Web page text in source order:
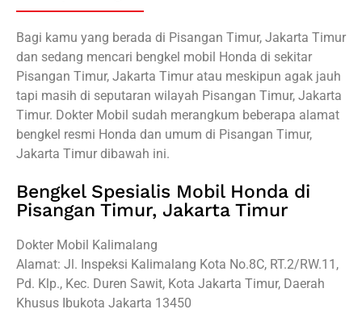
Bagi kamu yang berada di Pisangan Timur, Jakarta Timur
dan sedang mencari bengkel mobil Honda di sekitar
Pisangan Timur, Jakarta Timur atau meskipun agak jauh
tapi masih di seputaran wilayah Pisangan Timur, Jakarta
Timur. Dokter Mobil sudah merangkum beberapa alamat
bengkel resmi Honda dan umum di Pisangan Timur,
Jakarta Timur dibawah ini.
Bengkel Spesialis Mobil Honda di
Pisangan Timur, Jakarta Timur
Dokter Mobil Kalimalang
Alamat: Jl. Inspeksi Kalimalang Kota No.8C, RT.2/RW.11,
Pd. Klp., Kec. Duren Sawit, Kota Jakarta Timur, Daerah
Khusus Ibukota Jakarta 13450